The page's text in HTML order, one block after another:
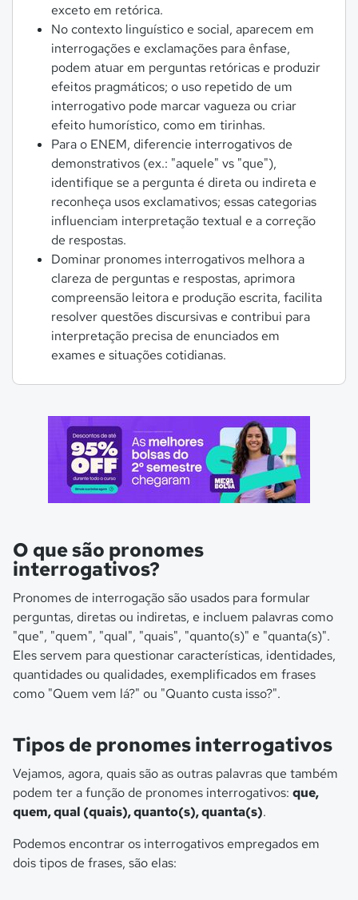
exceto em retórica.
No contexto linguístico e social, aparecem em
interrogações e exclamações para ênfase,
podem atuar em perguntas retóricas e produzir
efeitos pragmáticos; o uso repetido de um
interrogativo pode marcar vagueza ou criar
efeito humorístico, como em tirinhas.
Para o ENEM, diferencie interrogativos de
demonstrativos (ex.: "aquele" vs "que"),
identifique se a pergunta é direta ou indireta e
reconheça usos exclamativos; essas categorias
influenciam interpretação textual e a correção
de respostas.
Dominar pronomes interrogativos melhora a
clareza de perguntas e respostas, aprimora
compreensão leitora e produção escrita, facilita
resolver questões discursivas e contribui para
interpretação precisa de enunciados em
exames e situações cotidianas.
O que são pronomes
interrogativos?
Pronomes de interrogação são usados para formular
perguntas, diretas ou indiretas, e incluem palavras como
"que", "quem", "qual", "quais", "quanto(s)" e "quanta(s)".
Eles servem para questionar características, identidades,
quantidades ou qualidades, exemplificados em frases
como "Quem vem lá?" ou "Quanto custa isso?".
Tipos de pronomes interrogativos
Vejamos, agora, quais são as outras palavras que também
podem ter a função de pronomes interrogativos: que,
quem, qual (quais), quanto(s), quanta(s).
Podemos encontrar os interrogativos empregados em
dois tipos de frases, são elas: